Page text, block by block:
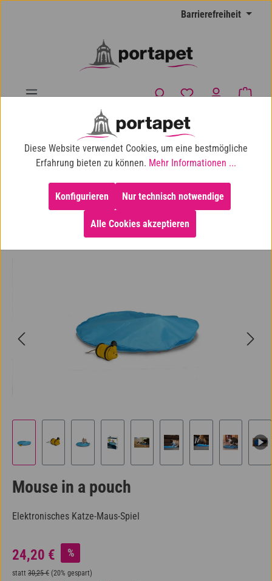
Barrierefreiheit
Du hast 0
10% Shop-Rabatt ab 100 € Einkaufswert
Katze Katzenspielzeug Beschäftigung
Mouse in a pouch
Elektronisches Katze-Maus-Spiel
Verkaufspreis:
24,20 € %
statt Regulärer Preis:
30,25 € (20% gespart)
Diese Website verwendet Cookies, um eine bestmögliche
Erfahrung bieten zu können. Mehr Informationen ...
Konfigurieren
Alle Cookies akzeptieren
Nur technisch notwendige